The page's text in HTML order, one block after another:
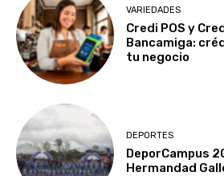
VARIEDADES
Credi POS y
Bancamiga:
tu negocio
DEPORTES
DeporCampus
Hermandad